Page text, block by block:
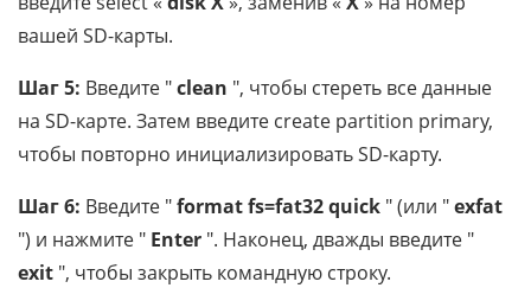
вашей SD-карты.
Шаг 5: Введите "clean ", чтобы стереть все данные
на SD-карте. Затем введите create partition primary,
чтобы повторно инициализировать SD-карту.
Шаг 6: Введите "format fs=fat32 quick " (или "exfat
") и нажмите " Enter ". Наконец, дважды введите "
exit ", чтобы закрыть командную строку.